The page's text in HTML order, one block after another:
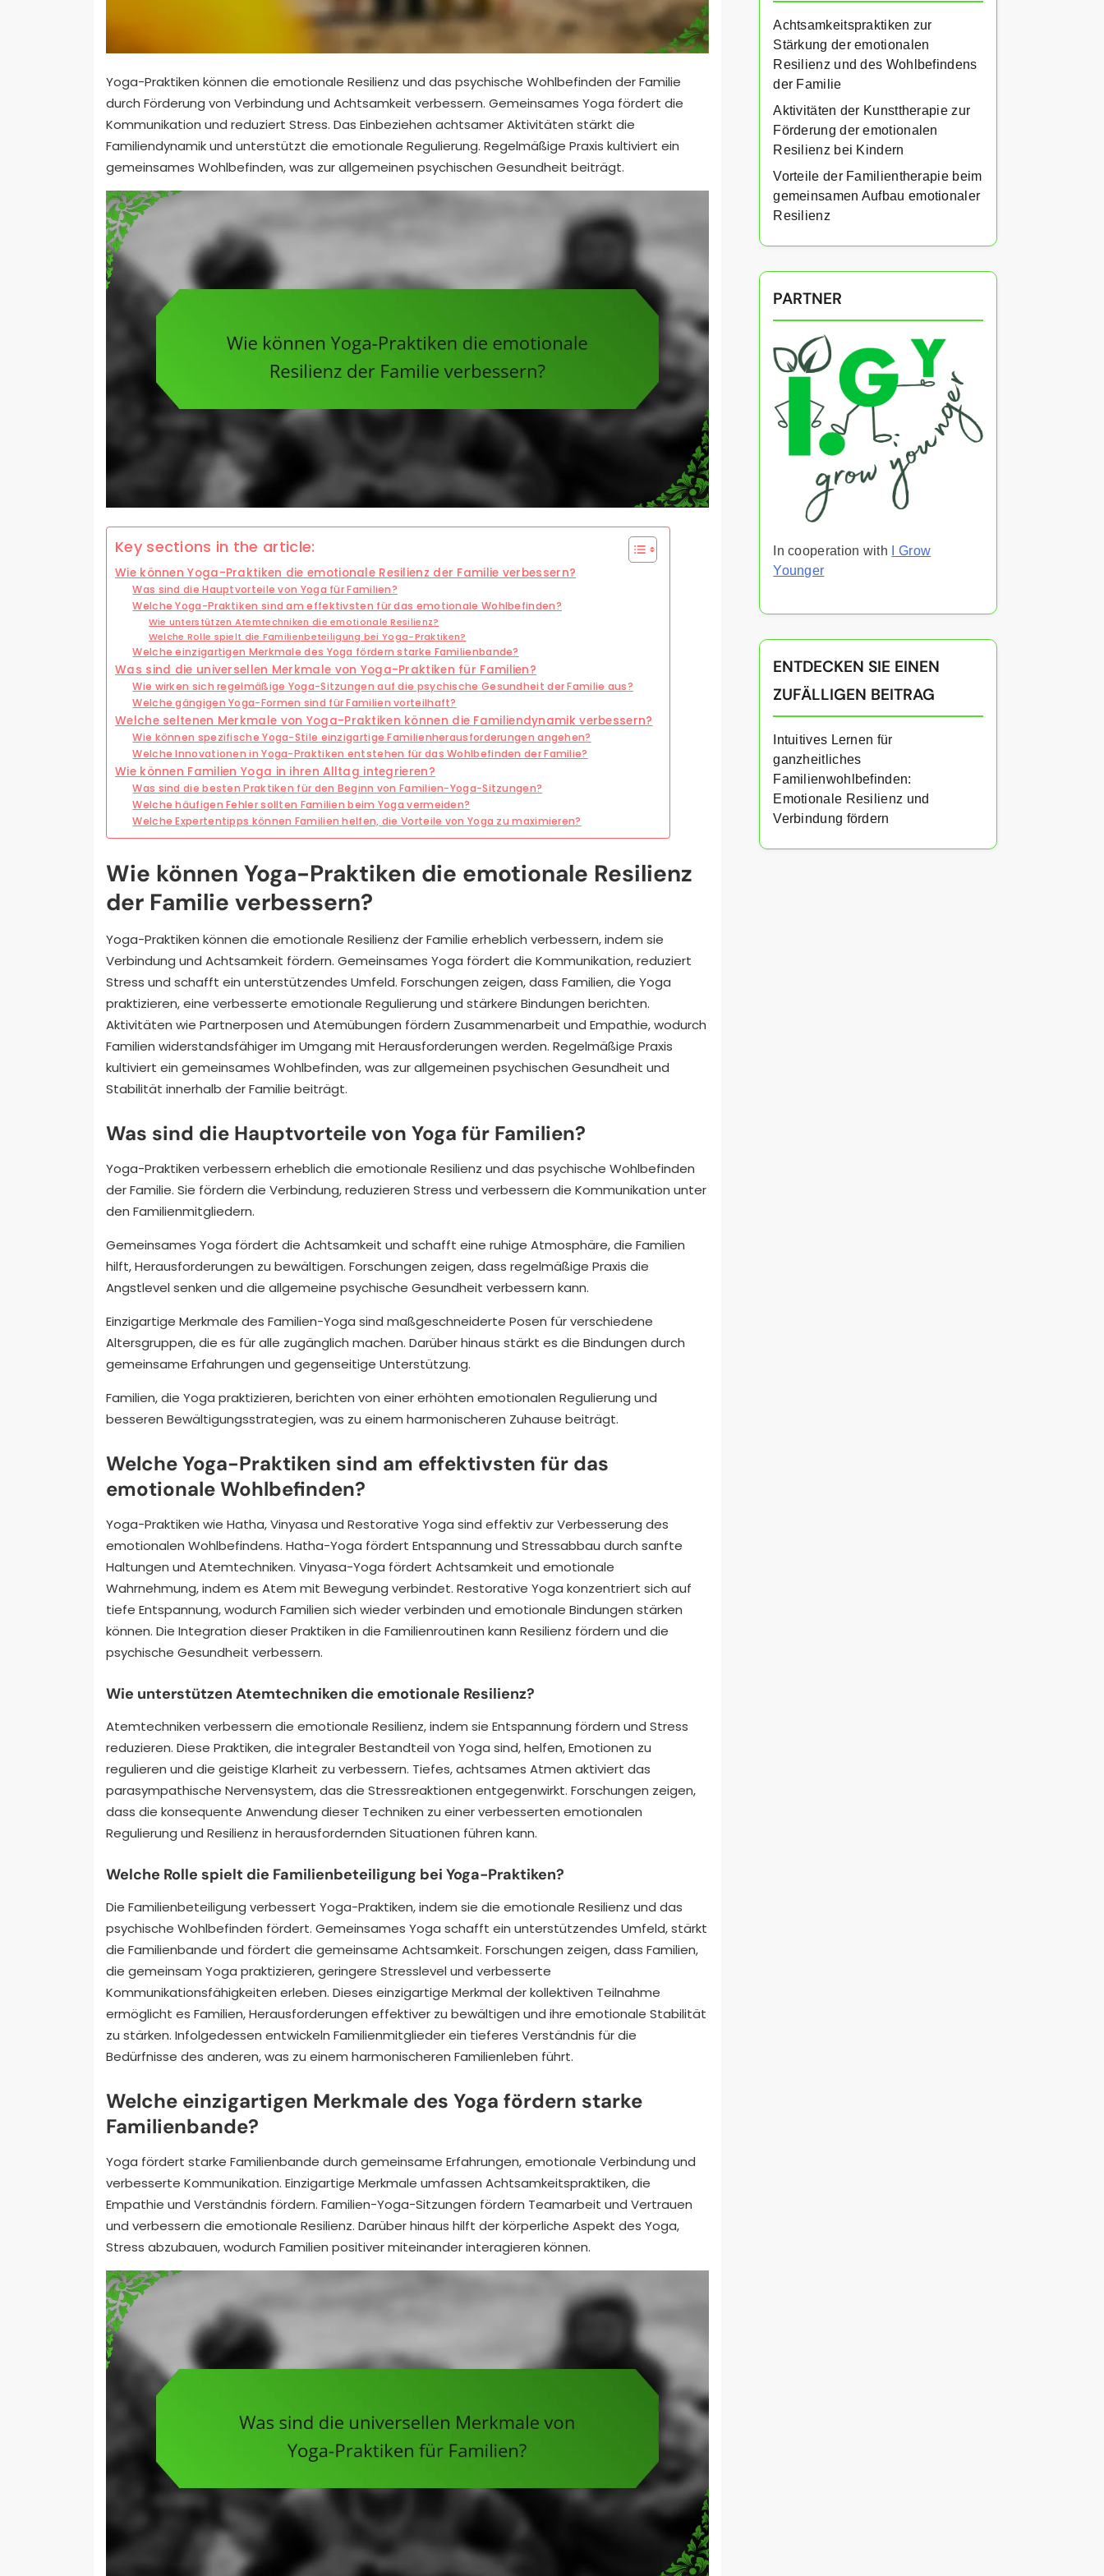
Yoga-Praktiken können die emotionale Resilienz und das psychische Wohlbefinden der Familie
durch Förderung von Verbindung und Achtsamkeit verbessern. Gemeinsames Yoga fördert die
Kommunikation und reduziert Stress. Das Einbeziehen achtsamer Aktivitäten stärkt die
Familiendynamik und unterstützt die emotionale Regulierung. Regelmäßige Praxis kultiviert ein
gemeinsames Wohlbefinden, was zur allgemeinen psychischen Gesundheit beiträgt.
Key sections in the article:
Wie können Yoga-Praktiken die emotionale Resilienz der Familie verbessern?
Was sind die Hauptvorteile von Yoga für Familien?
Welche Yoga-Praktiken sind am effektivsten für das emotionale Wohlbefinden?
Wie unterstützen Atemtechniken die emotionale Resilienz?
Welche Rolle spielt die Familienbeteiligung bei Yoga-Praktiken?
Welche einzigartigen Merkmale des Yoga fördern starke Familienbande?
Was sind die universellen Merkmale von Yoga-Praktiken für Familien?
Wie wirken sich regelmäßige Yoga-Sitzungen auf die psychische Gesundheit der Familie aus?
Welche gängigen Yoga-Formen sind für Familien vorteilhaft?
Welche seltenen Merkmale von Yoga-Praktiken können die Familiendynamik verbessern?
Wie können spezifische Yoga-Stile einzigartige Familienherausforderungen angehen?
Welche Innovationen in Yoga-Praktiken entstehen für das Wohlbefinden der Familie?
Wie können Familien Yoga in ihren Alltag integrieren?
Was sind die besten Praktiken für den Beginn von Familien-Yoga-Sitzungen?
Welche häufigen Fehler sollten Familien beim Yoga vermeiden?
Welche Expertentipps können Familien helfen, die Vorteile von Yoga zu maximieren?
Wie können Yoga-Praktiken die emotionale Resilienz
der Familie verbessern?
Yoga-Praktiken können die emotionale Resilienz der Familie erheblich verbessern, indem sie
Verbindung und Achtsamkeit fördern. Gemeinsames Yoga fördert die Kommunikation, reduziert
Stress und schafft ein unterstützendes Umfeld. Forschungen zeigen, dass Familien, die Yoga
praktizieren, eine verbesserte emotionale Regulierung und stärkere Bindungen berichten.
Aktivitäten wie Partnerposen und Atemübungen fördern Zusammenarbeit und Empathie, wodurch
Familien widerstandsfähiger im Umgang mit Herausforderungen werden. Regelmäßige Praxis
kultiviert ein gemeinsames Wohlbefinden, was zur allgemeinen psychischen Gesundheit und
Stabilität innerhalb der Familie beiträgt.
Was sind die Hauptvorteile von Yoga für Familien?
Yoga-Praktiken verbessern erheblich die emotionale Resilienz und das psychische Wohlbefinden
der Familie. Sie fördern die Verbindung, reduzieren Stress und verbessern die Kommunikation unter
den Familienmitgliedern.
Gemeinsames Yoga fördert die Achtsamkeit und schafft eine ruhige Atmosphäre, die Familien
hilft, Herausforderungen zu bewältigen. Forschungen zeigen, dass regelmäßige Praxis die
Angstlevel senken und die allgemeine psychische Gesundheit verbessern kann.
Einzigartige Merkmale des Familien-Yoga sind maßgeschneiderte Posen für verschiedene
Altersgruppen, die es für alle zugänglich machen. Darüber hinaus stärkt es die Bindungen durch
gemeinsame Erfahrungen und gegenseitige Unterstützung.
Familien, die Yoga praktizieren, berichten von einer erhöhten emotionalen Regulierung und
besseren Bewältigungsstrategien, was zu einem harmonischeren Zuhause beiträgt.
Welche Yoga-Praktiken sind am effektivsten für das
emotionale Wohlbefinden?
Yoga-Praktiken wie Hatha, Vinyasa und Restorative Yoga sind effektiv zur Verbesserung des
emotionalen Wohlbefindens. Hatha-Yoga fördert Entspannung und Stressabbau durch sanfte
Haltungen und Atemtechniken. Vinyasa-Yoga fördert Achtsamkeit und emotionale
Wahrnehmung, indem es Atem mit Bewegung verbindet. Restorative Yoga konzentriert sich auf
tiefe Entspannung, wodurch Familien sich wieder verbinden und emotionale Bindungen stärken
können. Die Integration dieser Praktiken in die Familienroutinen kann Resilienz fördern und die
psychische Gesundheit verbessern.
Wie unterstützen Atemtechniken die emotionale Resilienz?
Atemtechniken verbessern die emotionale Resilienz, indem sie Entspannung fördern und Stress
reduzieren. Diese Praktiken, die integraler Bestandteil von Yoga sind, helfen, Emotionen zu
regulieren und die geistige Klarheit zu verbessern. Tiefes, achtsames Atmen aktiviert das
parasympathische Nervensystem, das die Stressreaktionen entgegenwirkt. Forschungen zeigen,
dass die konsequente Anwendung dieser Techniken zu einer verbesserten emotionalen
Regulierung und Resilienz in herausfordernden Situationen führen kann.
Welche Rolle spielt die Familienbeteiligung bei Yoga-Praktiken?
Die Familienbeteiligung verbessert Yoga-Praktiken, indem sie die emotionale Resilienz und das
psychische Wohlbefinden fördert. Gemeinsames Yoga schafft ein unterstützendes Umfeld, stärkt
die Familienbande und fördert die gemeinsame Achtsamkeit. Forschungen zeigen, dass Familien,
die gemeinsam Yoga praktizieren, geringere Stresslevel und verbesserte
Kommunikationsfähigkeiten erleben. Dieses einzigartige Merkmal der kollektiven Teilnahme
ermöglicht es Familien, Herausforderungen effektiver zu bewältigen und ihre emotionale Stabilität
zu stärken. Infolgedessen entwickeln Familienmitglieder ein tieferes Verständnis für die
Bedürfnisse des anderen, was zu einem harmonischeren Familienleben führt.
Welche einzigartigen Merkmale des Yoga fördern starke
Familienbande?
Yoga fördert starke Familienbande durch gemeinsame Erfahrungen, emotionale Verbindung und
verbesserte Kommunikation. Einzigartige Merkmale umfassen Achtsamkeitspraktiken, die
Empathie und Verständnis fördern. Familien-Yoga-Sitzungen fördern Teamarbeit und Vertrauen
und verbessern die emotionale Resilienz. Darüber hinaus hilft der körperliche Aspekt des Yoga,
Stress abzubauen, wodurch Familien positiver miteinander interagieren können.
Achtsamkeitspraktiken zur
Stärkung der emotionalen
Resilienz und des Wohlbefindens
der Familie
Aktivitäten der Kunsttherapie zur
Förderung der emotionalen
Resilienz bei Kindern
Vorteile der Familientherapie beim
gemeinsamen Aufbau emotionaler
Resilienz
PARTNER
In cooperation with
I Grow
Younger
ENTDECKEN SIE EINEN
ZUFÄLLIGEN BEITRAG
Intuitives Lernen für
ganzheitliches
Familienwohlbefinden:
Emotionale Resilienz und
Verbindung fördern